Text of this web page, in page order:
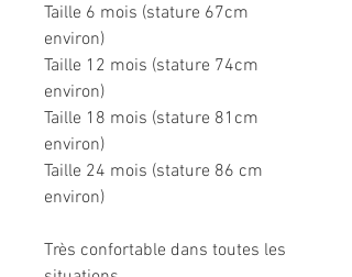
Taille 6 mois (stature 67cm
environ)
Taille 12 mois (stature 74cm
environ)
Taille 18 mois (stature 81cm
environ)
Taille 24 mois (stature 86 cm
environ)
Très confortable dans toutes les